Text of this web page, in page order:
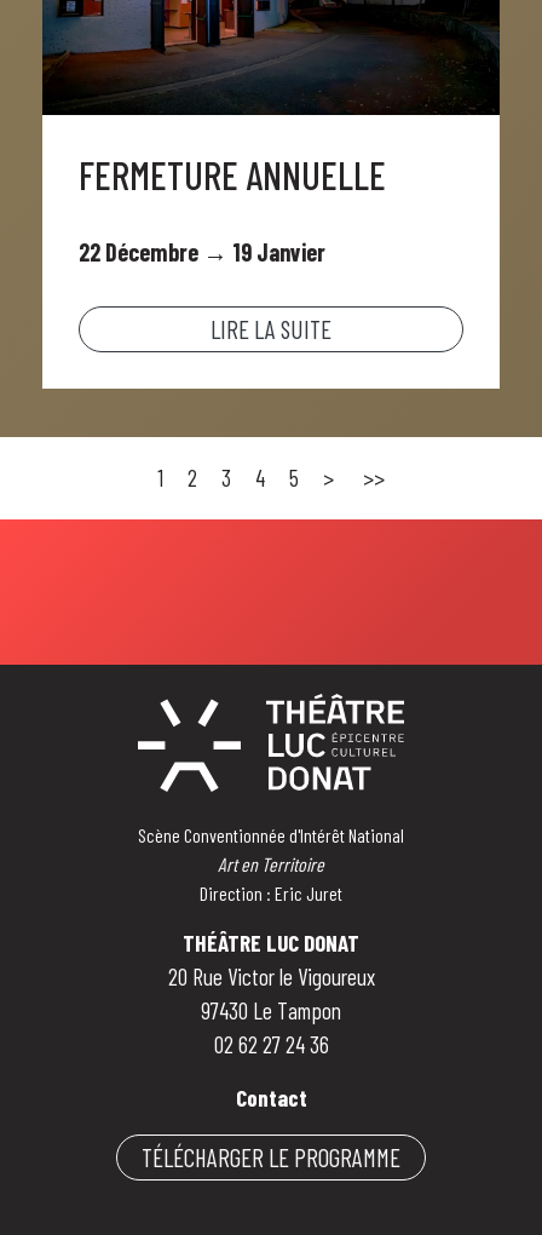
FERMETURE ANNUELLE
22 Décembre → 19 Janvier
LIRE LA SUITE
1 2 3 4 5 > >>
Scène Conventionnée d'Intérêt National
Art en Territoire
Direction : Eric Juret
THÉÂTRE LUC DONAT
20 Rue Victor le Vigoureux
97430 Le Tampon
02 62 27 24 36
Contact
TÉLÉCHARGER LE PROGRAMME